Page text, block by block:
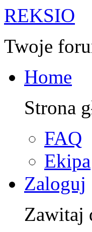
REKSIO
Twoje
Home
Strona
FAQ
Ekipa
Zaloguj
Zawitaj